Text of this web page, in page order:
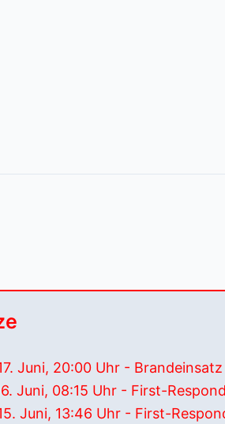
Juni, 20:00 Uhr - Brandeinsatz
Juni, 08:15 Uhr - First-
Juni, 13:46 Uhr - First-